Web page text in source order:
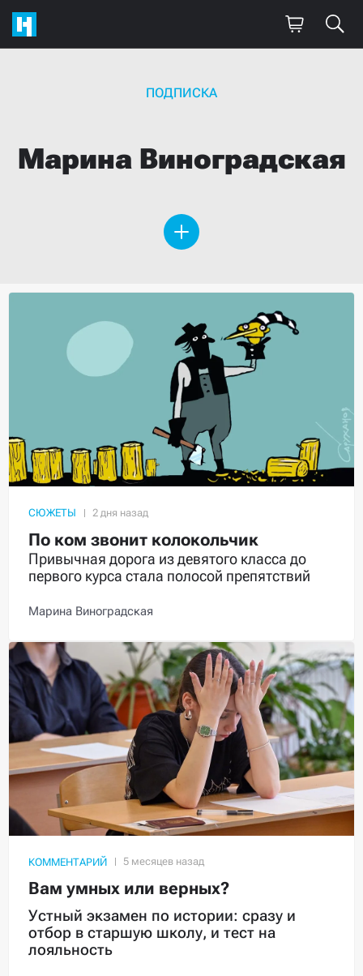
ПОДПИСКА
Марина Виноградская
СЮЖЕТЫ
По ком звонит колокольчик
Привычная дорога из девятого класса до
первого курса стала полосой препятствий
Марина Виноградская
КОММЕНТАРИЙ
Вам умных или верных?
Устный экзамен по истории: сразу и
отбор в старшую школу, и тест на
лояльность